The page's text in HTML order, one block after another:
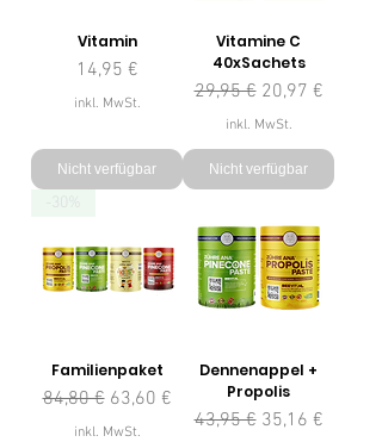
Vitamin
Preis
14,95 €
inkl. MwSt.
Nicht verfügbar
Vitamine C
40xSachets
Standardpreis
29,95 € Sale-Preis
20,97 €
inkl. MwSt.
Nicht verfügbar
Familienpaket
Standardpreis
84,80 € Sale-Preis
63,60 €
inkl. MwSt.
Dennenappel +
Propolis
Standardpreis
43,95 € Sale-Preis
35,16 €